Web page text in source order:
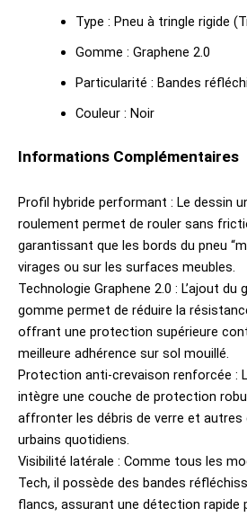
Type : Pneu à tringle rigide
Gomme : Graphene 2.0
Particularité : Bandes
Couleur : Noir
Informations Complémentaires
Profil hybride performant : Le dessin
roulement permet de rouler sans
garantissant que les bords du pneu
virages ou sur les surfaces meubles.
Technologie Graphene 2.0 : L’ajout du
gomme permet de réduire la
offrant une protection supérieure
meilleure adhérence sur sol mouillé.
Protection anti-crevaison renforcée :
intègre une couche de protection
affronter les débris de verre et autres
urbains quotidiens.
Visibilité latérale : Comme tous les
Tech, il possède des bandes
flancs, assurant une détection rapide